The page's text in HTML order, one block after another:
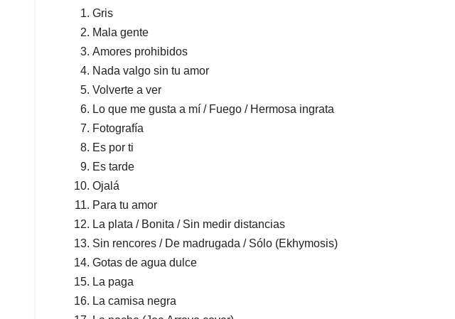
Gris
Mala gente
Amores prohibidos
Nada valgo sin tu amor
Volverte a ver
Lo que me gusta a mí / Fuego / Hermosa ingrata
Fotografía
Es por ti
Es tarde
Ojalá
Para tu amor
La plata / Bonita / Sin medir distancias
Sin rencores / De madrugada / Sólo (Ekhymosis)
Gotas de agua dulce
La paga
La camisa negra